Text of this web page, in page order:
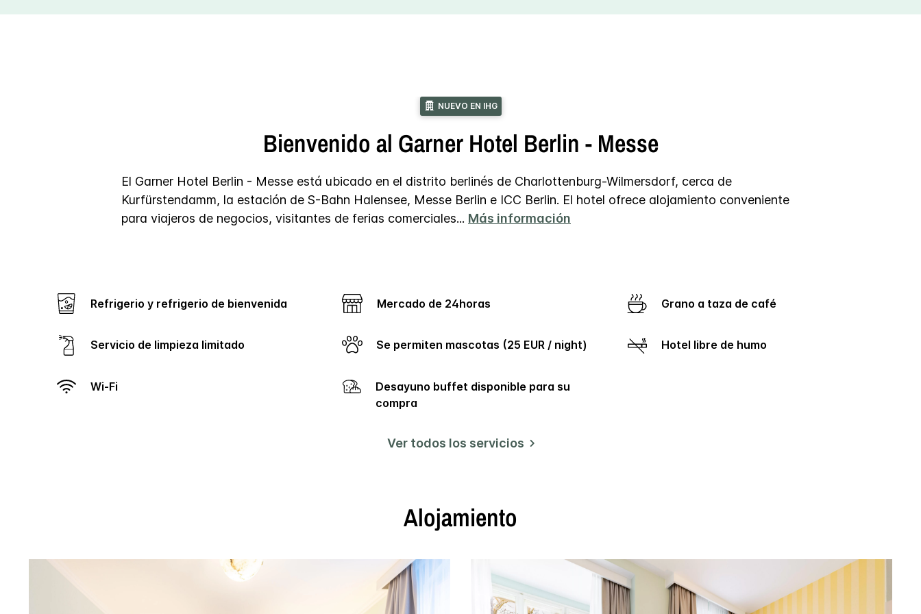
NUEVO EN IHG
Bienvenido al Garner Hotel Berlin - Messe
El Garner Hotel Berlin - Messe está ubicado en el distrito berlinés de Charlottenburg-Wilmersdorf, cerca de
Kurfürstendamm, la estación de S-Bahn Halensee, Messe Berlin e ICC Berlin. El hotel ofrece alojamiento conveniente
para viajeros de negocios, visitantes de ferias comerciales... Más información
Refrigerio y refrigerio de bienvenida Mercado de 24horas Grano a taza de café
Servicio de limpieza limitado Se permiten mascotas (25 EUR / night) Hotel libre de humo
Wi-Fi
Desayuno buffet disponible para su
compra
Ver todos los servicios
Alojamiento